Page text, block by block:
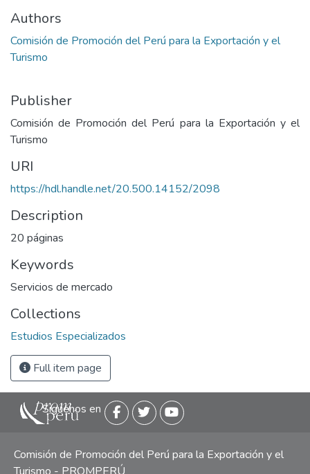
Authors
Comisión de Promoción del Perú para la Exportación y el
Turismo
Publisher
Comisión de Promoción del Perú para la Exportación y el
Turismo
URI
https://hdl.handle.net/20.500.14152/2098
Description
20 páginas
Keywords
Servicios de mercado
Collections
Estudios Especializados
Full item page
Siguenos en
Comisión de Promoción del Perú para la Exportación y el